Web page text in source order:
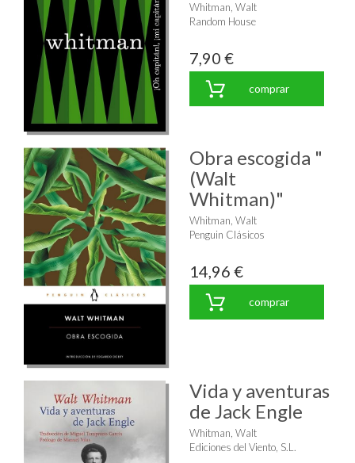
Whitman, Walt
Random House
7,90 €
comprar
Obra escogida "
(Walt
Whitman)"
Whitman, Walt
Penguin Clásicos
14,96 €
comprar
Vida y aventuras
de Jack Engle
Whitman, Walt
Ediciones del Viento, S.L.